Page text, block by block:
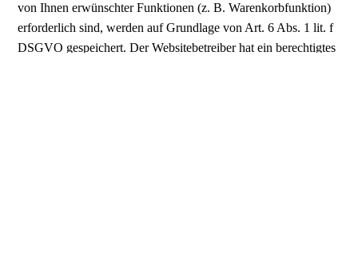
von Ihnen erwünschter Funktionen (z. B. Warenkorbfunktion)
erforderlich sind, werden auf Grundlage von Art. 6 Abs. 1 lit. f
DSGVO gespeichert. Der Websitebetreiber hat ein berechtigtes